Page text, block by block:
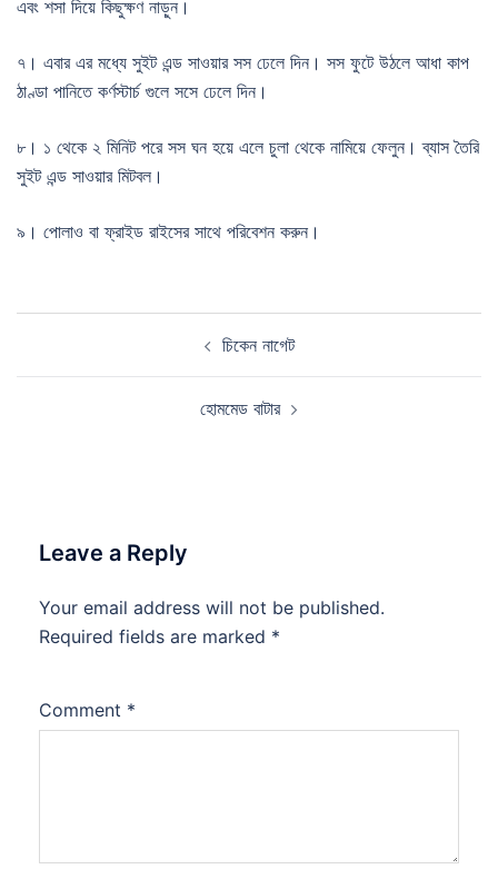
এবং শসা দিয়ে কিছুক্ষণ নাড়ুন।
৭। এবার এর মধ্যে সুইট এন্ড সাওয়ার সস ঢেলে দিন। সস ফুটে উঠলে আধা কাপ
ঠাণ্ডা পানিতে কর্ণস্টার্চ গুলে সসে ঢেলে দিন।
৮। ১ থেকে ২ মিনিট পরে সস ঘন হয়ে এলে চুলা থেকে নামিয়ে ফেলুন। ব্যাস তৈরি
সুইট এন্ড সাওয়ার মিটবল।
৯। পোলাও বা ফ্রাইড রাইসের সাথে পরিবেশন করুন।
চিকেন নাগেট
হোমমেড বাটার
Leave a Reply
Your email address will not be published.
Required fields are marked *
Comment *